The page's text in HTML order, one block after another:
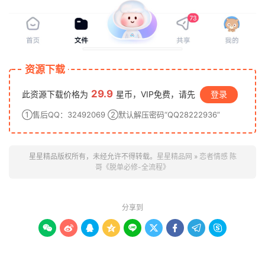
资源下载
此资源下载价格为 29.9 星币，VIP免费，请先 登录
①售后QQ：32492069 ②默认解压密码“QQ28222936”
星星精品版权所有，未经允许不得转载。 星星精品网 » 恋者情感 陈
哥《脱单必修-全流程》
分享到
        